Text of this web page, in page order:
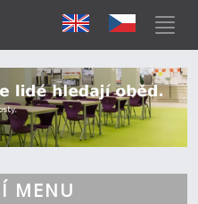
MENU